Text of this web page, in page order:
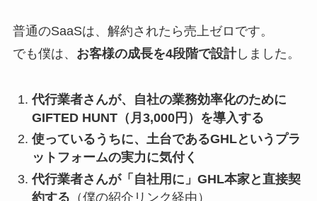
普通のSaaSは、解約されたら売上ゼロです。
でも僕は、 お客様の成長を4段階で設計しました。
代行業者さんが、自社の業務効率化のために
GIFTED HUNT（月3,000円）を導入する
使っているうちに、土台であるGHLというプラ
ットフォームの実力に気付く
代行業者さんが「自社用に」GHL本家と直接契
約する （僕の紹介リンク経由）